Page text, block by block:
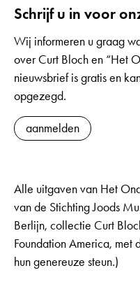
Schrijf u in voor
Wij informeren u graag
over Curt Bloch en “Het
nieuwsbrief is gratis en
opgezegd.
aanmelden
Alle uitgaven van Het
van de Stichting Joods
Berlijn, collectie Curt
Foundation America, met
hun genereuze steun.)